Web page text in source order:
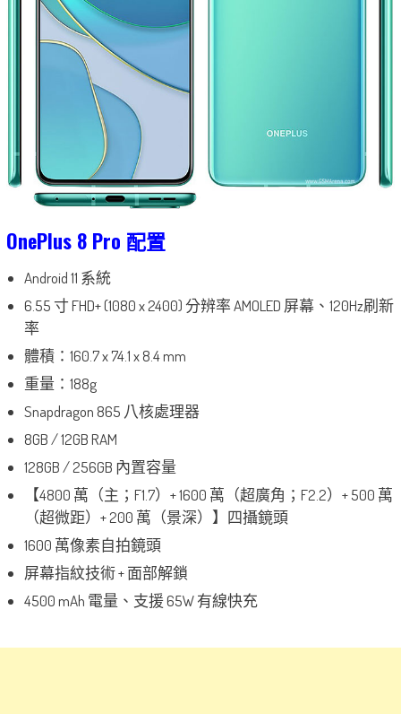
OnePlus 8 Pro 配置
Android 11 系統
6.55 寸 FHD+ (1080 x 2400) 分辨率 AMOLED 屏幕、120Hz刷新
率
體積：160.7 x 74.1 x 8.4 mm
重量：188g
Snapdragon 865 八核處理器
8GB / 12GB RAM
128GB / 256GB 內置容量
【4800 萬（主；F1.7）+ 1600 萬（超廣角；F2.2）+ 500 萬
（超微距）+ 200 萬（景深）】四攝鏡頭
1600 萬像素自拍鏡頭
屏幕指紋技術 + 面部解鎖
4500 mAh 電量、支援 65W 有線快充